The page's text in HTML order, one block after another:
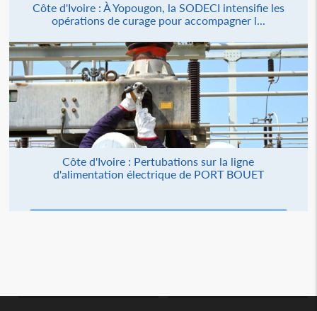
Côte d'Ivoire : À Yopougon, la SODECI intensifie les
opérations de curage pour accompagner l...
Côte d'Ivoire : Pertubations sur la ligne
d'alimentation électrique de PORT BOUET